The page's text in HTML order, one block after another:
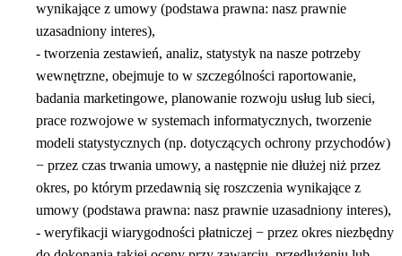
wynikające z umowy (podstawa prawna: nasz prawnie
uzasadniony interes),
- tworzenia zestawień, analiz, statystyk na nasze potrzeby
wewnętrzne, obejmuje to w szczególności raportowanie,
badania marketingowe, planowanie rozwoju usług lub sieci,
prace rozwojowe w systemach informatycznych, tworzenie
modeli statystycznych (np. dotyczących ochrony przychodów)
− przez czas trwania umowy, a następnie nie dłużej niż przez
okres, po którym przedawnią się roszczenia wynikające z
umowy (podstawa prawna: nasz prawnie uzasadniony interes),
- weryfikacji wiarygodności płatniczej − przez okres niezbędny